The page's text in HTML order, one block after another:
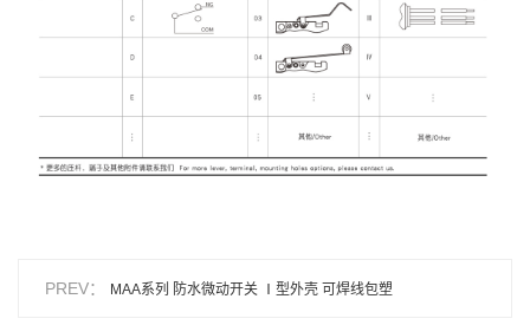
PREV： MAA系列 防水微动开关 Ⅰ型外壳 可焊线包塑